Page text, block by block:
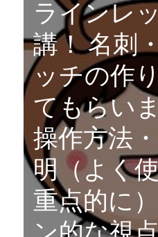
ラインレ
講！ 名刺
ッチの作
てもらい
操作方法
明（よく
重点的に）
ン的な視